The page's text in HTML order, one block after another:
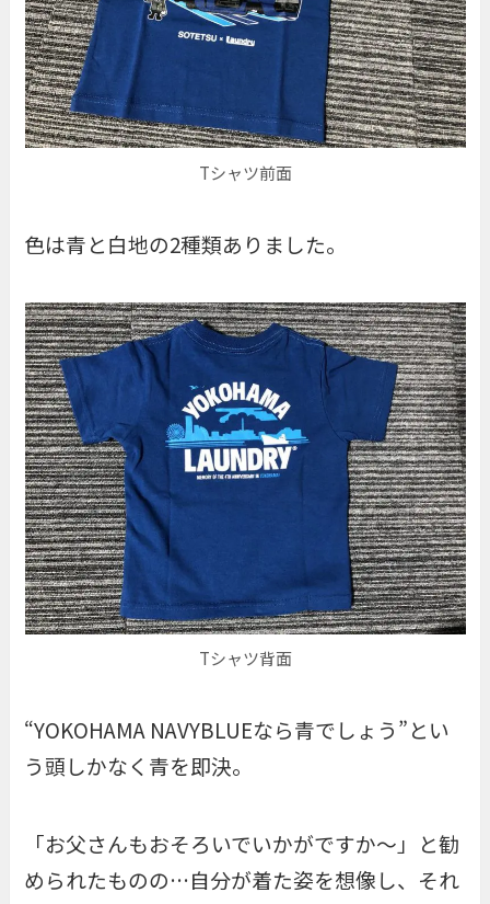
Tシャツ前面
色は青と白地の2種類ありました。
Tシャツ背面
“YOKOHAMA NAVYBLUEなら青でしょう”とい
う頭しかなく青を即決。
「お父さんもおそろいでいかがですか～」と勧
められたものの…自分が着た姿を想像し、それ